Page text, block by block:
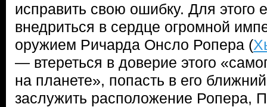
исправить свою ошибку. Для этого
внедриться в сердце огромной
оружием Ричарда Онсло Ропера (
— втереться в доверие этого
на планете», попасть в его
заслужить расположение Ропера,